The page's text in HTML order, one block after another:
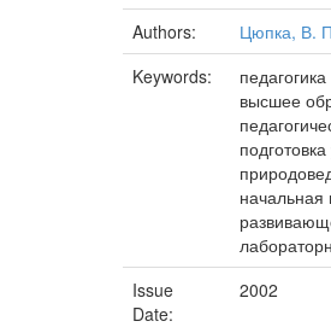
Authors:
Цюпка, В.
Keywords:
педагогика
высшее
начальная
Issue
Date:
2002